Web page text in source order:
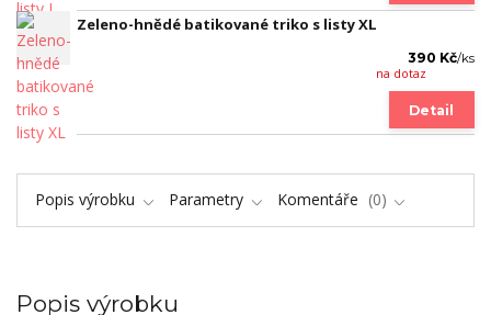
Zeleno-hnědé batikované triko s listy XL
390 Kč/ks
na dotaz
Detail
Popis výrobku Parametry Komentáře 0
Popis výrobku